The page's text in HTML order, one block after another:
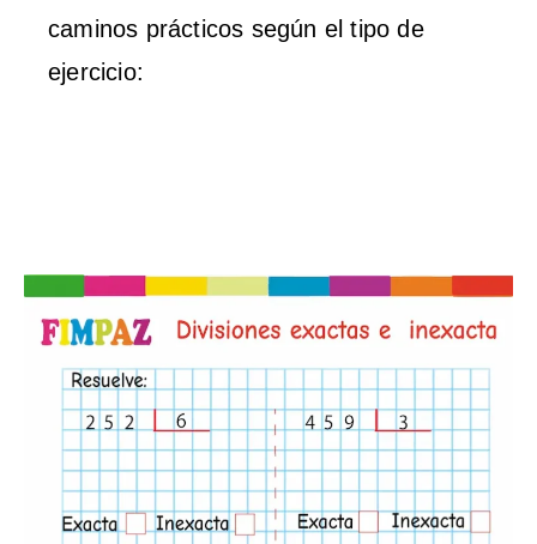
caminos prácticos según el tipo de
ejercicio: